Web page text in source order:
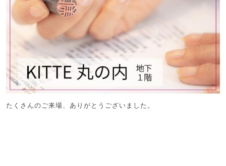
たくさんのご来場、ありがとうございました。